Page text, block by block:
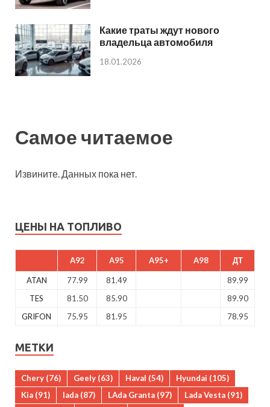
Какие траты ждут нового
владельца автомобиля
18.01.2026
Самое читаемое
Извините. Данных пока нет.
ЦЕНЫ НА ТОПЛИВО
A92 A95 A95+ A98 ДТ
ATAN 77.99 81.49
89.99
TES
81.50 85.90
89.90
GRIFON
75.95 81.95 78.95
МЕТКИ
Chery (76) Geely (63) Haval (54) Hyundai (105)
Kia (91) lada (87) LAda Granta (97) Lada Vesta (91)